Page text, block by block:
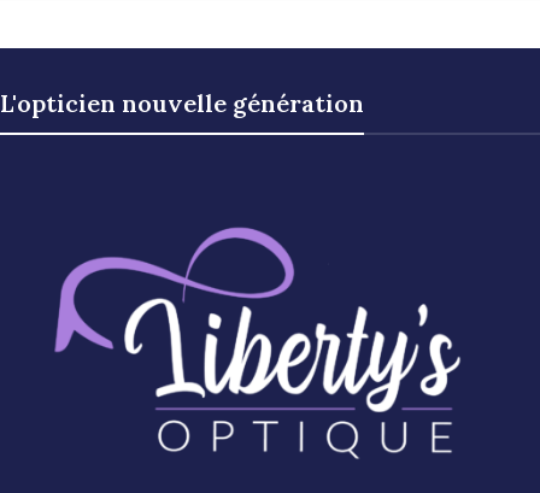
L'opticien nouvelle génération